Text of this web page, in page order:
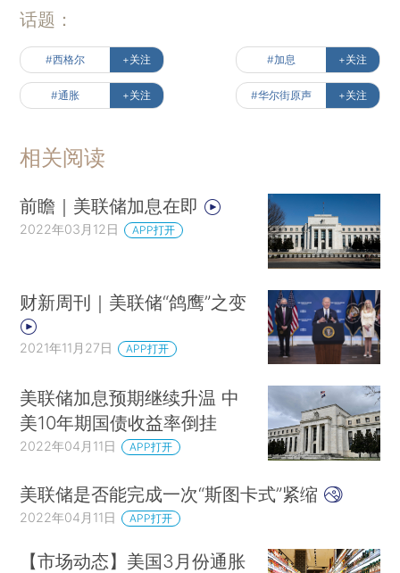
话题：
#西格尔 +关注 #加息 +关注
#通胀 +关注 #华尔街原声 +关注
相关阅读
前瞻｜美联储加息在即
2022年03月12日 APP打开
财新周刊｜美联储“鸽鹰”之变
2021年11月27日 APP打开
美联储加息预期继续升温 中
美10年期国债收益率倒挂
2022年04月11日 APP打开
美联储是否能完成一次“斯图卡式”紧缩
2022年04月11日 APP打开
【市场动态】美国3月份通胀